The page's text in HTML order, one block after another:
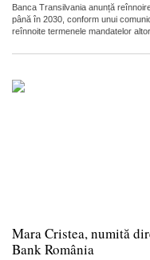
Banca Transilvania anunță
până în 2030, conform unui
reînnoite termenele mandatelor
Mara Cristea, numită
Bank România